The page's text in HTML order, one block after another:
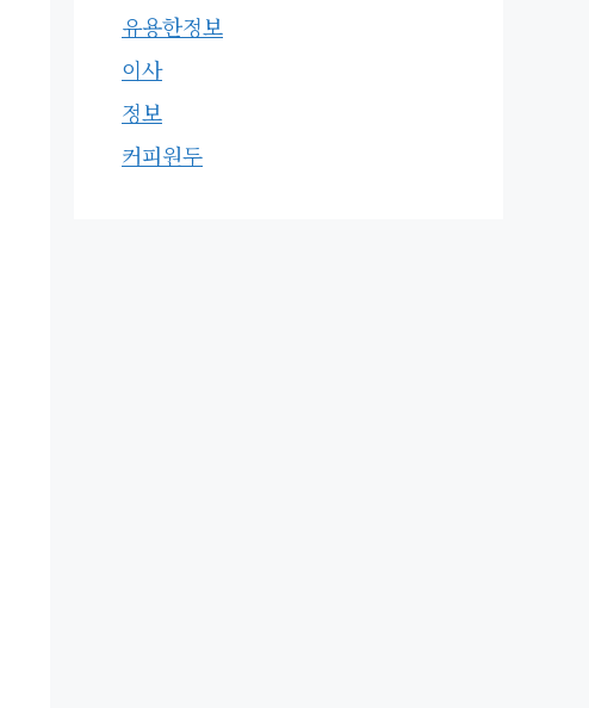
유용한정보
이사
정보
커피원두